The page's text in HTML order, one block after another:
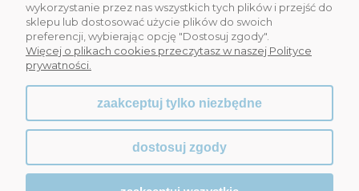
OBSŁUGA KLIENTA
WSPÓŁPRACA
wykorzystanie przez nas wszystkich tych plików i przejść do
sklepu lub dostosować użycie plików do swoich
preferencji, wybierając opcję "Dostosuj zgody".
Więcej o plikach cookies przeczytasz w naszej Polityce
prywatności.
zaakceptuj tylko niezbędne
dostosuj zgody